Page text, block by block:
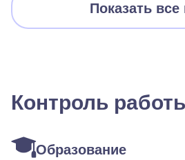
Показать
Контроль
Образование